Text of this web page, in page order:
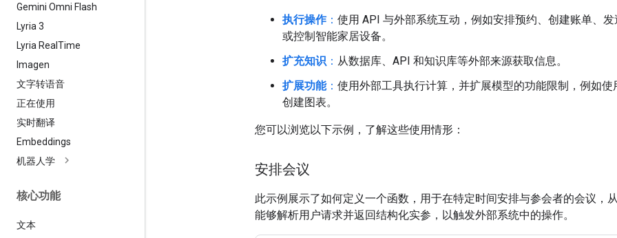
Gemini Omni Flash
Lyria 3
Lyria Real Time
Imagen
文字转语音
正在使用
实时翻译
Embeddings
机器人学
核心功能
文本
执行操作： 使用 API 与外部系统互动，例如安排预约、创建账单、
或控制智能家居设备。
扩充知识 ： 从数据库、API 和知识库等外部来源获取信息。
扩展功能： 使用外部工具执行计算，并扩展模型的功能限制，例如使
创建图表。
您可以浏览以下示例，了解这些使用情形：
安排会议
此示例展示了如何定义一个函数，用于在特定时间安排与参会者的会议，
能够解析用户请求并返回结构化实参，以触发外部系统中的操作。